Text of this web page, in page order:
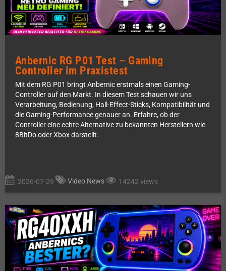
Anbernic RG P01 Test – Gaming
Controller im Praxistest
Mit dem RG P01 bringt Anbernic erstmals einen Gaming-
Controller auf den Markt. In diesem Test schauen wir uns
Verarbeitung, Bedienung, Hall-Effect-Sticks, Kompatibilität und
die Gaming-Performance genauer an. Erfahre, ob der
Controller eine echte Alternative zu bekannten Herstellern wie
8BitDo oder Xbox darstellt.
2026-07-29 Video News 14242 views